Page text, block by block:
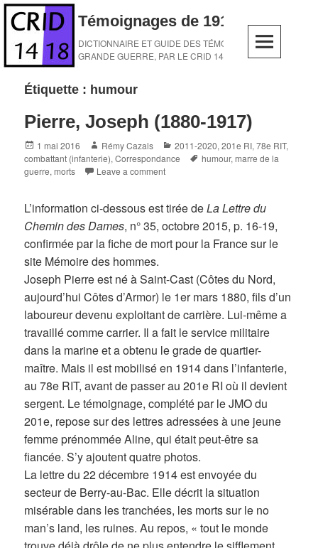
Skip
content
Témoignages de 1914-1918
DICTIONNAIRE ET GUIDE DES TÉMOINS DE LA
GRANDE GUERRE, PAR LE CRID 14-18
Étiquette : humour
Pierre, Joseph (1880-1917)
Posted
on
1 mai 2016 Author
Rémy Cazals Categories
2011-2020,201e RI,78e RIT,
combattant (infanterie),Correspondance Tags
humour,marre de la
guerre,morts Leave a comment
L’information ci-dessous est tirée deLa Lettre du
Chemin des Dames, n° 35, octobre 2015, p. 16-19,
confirmée par la fiche de mort pour la France sur le
site Mémoire des hommes.
Joseph Pierre est né à Saint-Cast (Côtes du Nord,
aujourd’hui Côtes d’Armor) le 1er mars 1880, fils d’un
laboureur devenu exploitant de carrière. Lui-même a
travaillé comme carrier. Il a fait le service militaire
dans la marine et a obtenu le grade de quartier-
maître. Mais il est mobilisé en 1914 dans l’infanterie,
au 78e RIT, avant de passer au 201e RI où il devient
sergent. Le témoignage, complété par le JMO du
201e, repose sur des lettres adressées à une jeune
femme prénommée Aline, qui était peut-être sa
fiancée. S’y ajoutent quatre photos.
La lettre du 22 décembre 1914 est envoyée du
secteur de Berry-au-Bac. Elle décrit la situation
misérable dans les tranchées, les morts sur le no
man’s land, les ruines. Au repos, « tout le monde